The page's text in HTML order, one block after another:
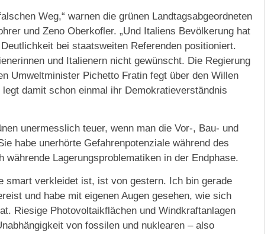
Weg,“ warnen die grünen Landtagsabgeordneten
und Zeno Oberkofler. „Und Italiens Bevölkerung hat
bei staatsweiten Referenden positioniert.
und Italienern nicht gewünscht. Die Regierung
Umweltminister Pichetto Fratin fegt über den Willen
damit schon einmal ihr Demokratieverständnis
unermesslich teuer, wenn man die Vor-, Bau- und
habe unerhörte Gefahrenpotenziale während des
währende Lagerungsproblematiken in der Endphase.
smart verkleidet ist, ist von gestern. Ich bin gerade
und habe mit eigenen Augen gesehen, wie sich
Riesige Photovoltaikflächen und Windkraftanlagen
von fossilen und nuklearen – also